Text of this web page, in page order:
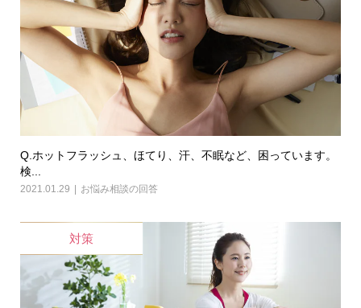
Q.ホットフラッシュ、ほてり、汗、不眠など、困っています。
検...
2021.01.29 お悩み相談の回答
対策